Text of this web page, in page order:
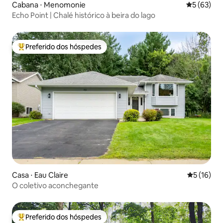
Cabana ⋅ Menomonie 5 de uma
5 (63)
Echo Point | Chalé histórico à beira do lago
Entre os melhores preferidos dos hóspedes
Preferido dos hóspedes
Casa ⋅ Eau Claire 5 de uma
5 (16)
O coletivo aconchegante
Preferido dos hóspedes